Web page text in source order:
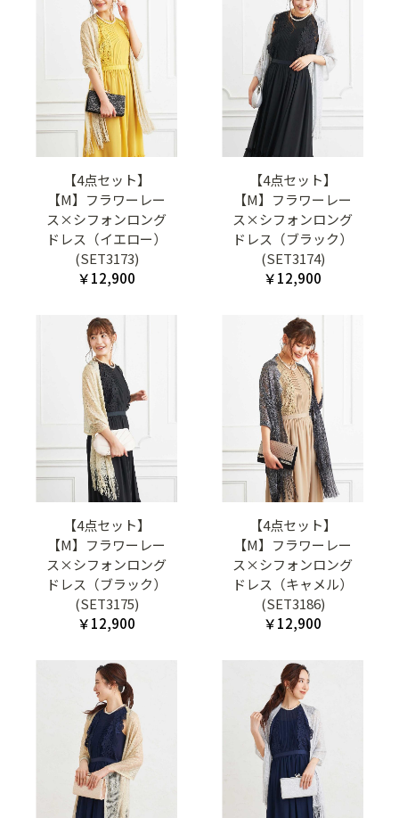
【4点セット】
【M】フラワーレー
ス×シフォンロング
ドレス（イエロー）
(SET3173)
￥12,900
【4点セット】
【M】フラワーレー
ス×シフォンロング
ドレス（ブラック）
(SET3174)
￥12,900
【4点セット】
【M】フラワーレー
ス×シフォンロング
ドレス（ブラック）
(SET3175)
￥12,900
【4点セット】
【M】フラワーレー
ス×シフォンロング
ドレス（キャメル）
(SET3186)
￥12,900